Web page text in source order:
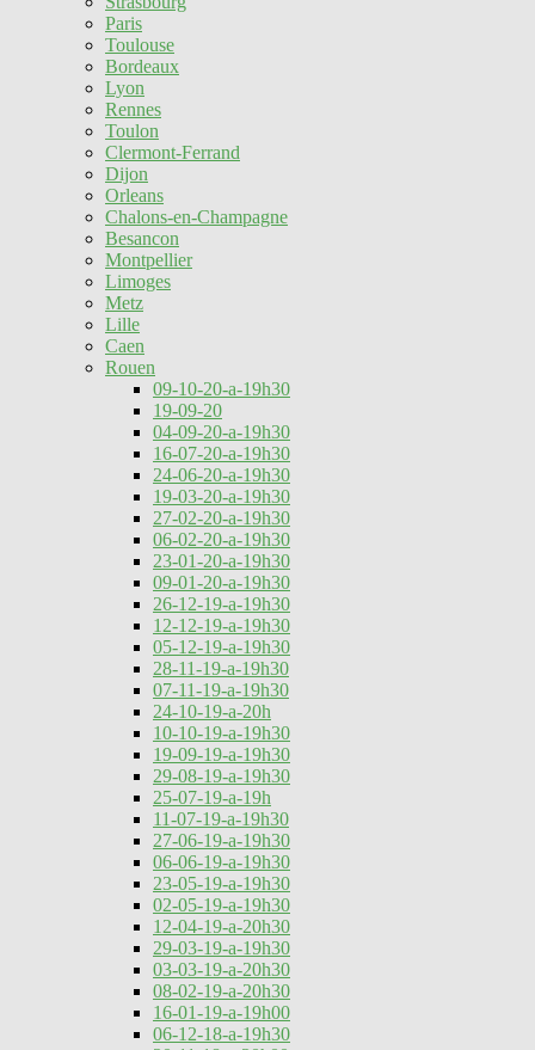
Paris
Toulouse
Bordeaux
Lyon
Rennes
Toulon
Clermont-Ferrand
Dijon
Orleans
Chalons-en-Champagne
Besancon
Montpellier
Limoges
Metz
Lille
Caen
Rouen
09-10-20-a-19h30
19-09-20
04-09-20-a-19h30
16-07-20-a-19h30
24-06-20-a-19h30
19-03-20-a-19h30
27-02-20-a-19h30
06-02-20-a-19h30
23-01-20-a-19h30
09-01-20-a-19h30
26-12-19-a-19h30
12-12-19-a-19h30
05-12-19-a-19h30
28-11-19-a-19h30
07-11-19-a-19h30
24-10-19-a-20h
10-10-19-a-19h30
19-09-19-a-19h30
29-08-19-a-19h30
25-07-19-a-19h
11-07-19-a-19h30
27-06-19-a-19h30
06-06-19-a-19h30
23-05-19-a-19h30
02-05-19-a-19h30
12-04-19-a-20h30
29-03-19-a-19h30
03-03-19-a-20h30
08-02-19-a-20h30
16-01-19-a-19h00
06-12-18-a-19h30